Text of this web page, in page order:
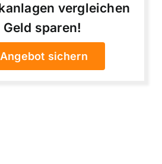
vergleichen
Geld sparen!
sichern